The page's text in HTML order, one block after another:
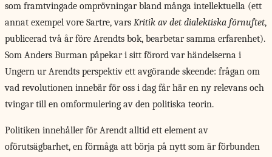
som framtvingade omprövningar bland många intellektuella (ett
annat exempel vore Sartre, vars Kritik av det dialektiska förnuftet,
publicerad två år före Arendts bok, bearbetar samma erfarenhet).
Som Anders Burman påpekar i sitt förord var händelserna i
Ungern ur Arendts perspektiv ett avgörande skeende: frågan om
vad revolutionen innebär för oss i dag får här en ny relevans och
tvingar till en omformulering av den politiska teorin.
Politiken innehåller för Arendt alltid ett element av
oförutsägbarhet, en förmåga att börja på nytt som är förbunden